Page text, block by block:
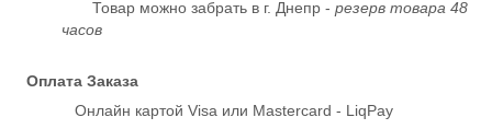
Товар можно забрать в г. Днепр - резерв товара 48
часов
Оплата Заказа
Онлайн картой Visa или Mastercard - LiqPay